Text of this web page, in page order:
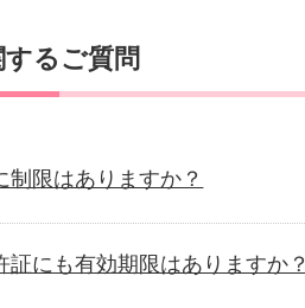
るご質問
制限はありますか？
証にも有効期限はありますか？